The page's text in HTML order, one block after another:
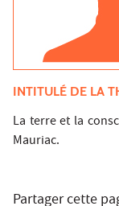
INTITULÉ DE LA
La terre et la
Mauriac.
Partager cette